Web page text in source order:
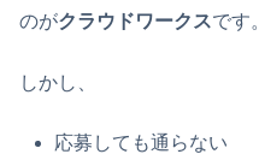
のがクラウドワークスです。
しかし、
応募しても通らない